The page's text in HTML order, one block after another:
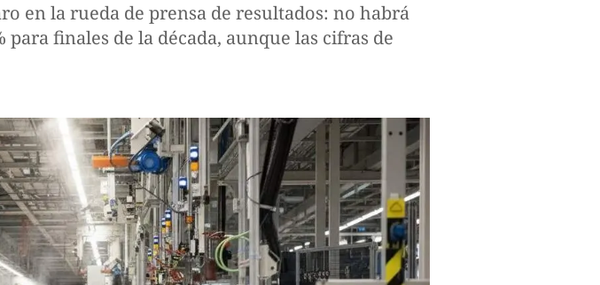
en la rueda de prensa de resultados: no habrá
finales de la década, aunque las cifras de